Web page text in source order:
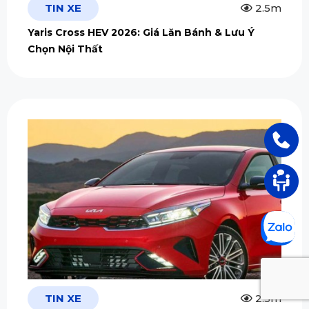
TIN XE 2.5m
Yaris Cross HEV 2026: Giá Lăn Bánh & Lưu Ý
Chọn Nội Thất
TIN XE 2.5m